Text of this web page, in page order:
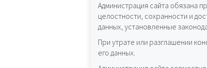
Администрация сайта обязана
целостности, сохранности и
данных, установленные
При утрате или разглашении
его данных.